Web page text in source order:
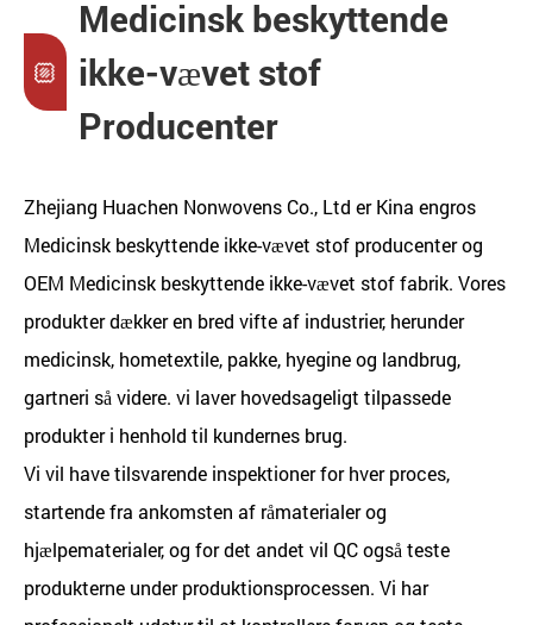
Medicinsk beskyttende
ikke-vævet stof
Producenter
Zhejiang Huachen Nonwovens Co., Ltd erKina engros
Medicinsk beskyttende ikke-vævet stof producenterog
OEM Medicinsk beskyttende ikke-vævet stof fabrik. Vores
produkter dækker en bred vifte af industrier, herunder
medicinsk, hometextile, pakke, hyegine og landbrug,
gartneri så videre. vi laver hovedsageligt tilpassede
produkter i henhold til kundernes brug.
Vi vil have tilsvarende inspektioner for hver proces,
startende fra ankomsten af ​​råmaterialer og
hjælpematerialer, og for det andet vil QC også teste
produkterne under produktionsprocessen. Vi har